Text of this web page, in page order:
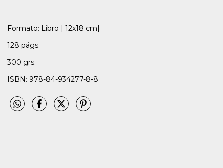
Formato: Libro | 12x18 cm|
128 págs.
300 grs.
ISBN: 978-84-934277-8-8